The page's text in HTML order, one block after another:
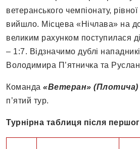
ветеранського чемпіонату,
вийшло. Місцева «Нічлава» на
великим рахунком поступилася
– 1:7. Відзначимо дублі
Володимира П’ятничка та
Команда «Ветеран» (Плотича)
п’ятий тур.
Турнірна таблиця після